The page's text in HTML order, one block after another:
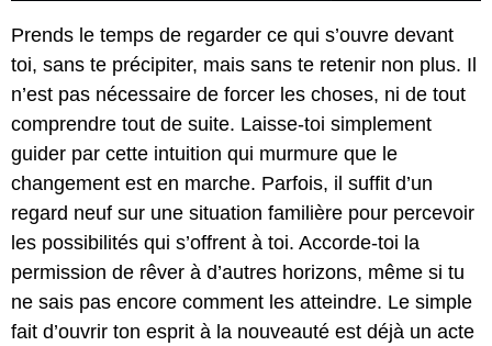
Prends le temps de regarder ce qui s’ouvre devant
toi, sans te précipiter, mais sans te retenir non plus. Il
n’est pas nécessaire de forcer les choses, ni de tout
comprendre tout de suite. Laisse-toi simplement
guider par cette intuition qui murmure que le
changement est en marche. Parfois, il suffit d’un
regard neuf sur une situation familière pour percevoir
les possibilités qui s’offrent à toi. Accorde-toi la
permission de rêver à d’autres horizons, même si tu
ne sais pas encore comment les atteindre. Le simple
fait d’ouvrir ton esprit à la nouveauté est déjà un acte